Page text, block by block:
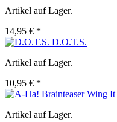
Artikel auf Lager.
14,95 € *
D.O.T.S.
Artikel auf Lager.
10,95 € *
Artikel auf Lager.